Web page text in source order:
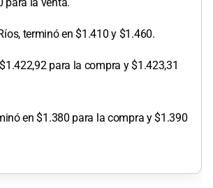
terminó en $1.410 y $1.460.
para la compra y $1.423,31
en $1.380 para la compra y $1.390